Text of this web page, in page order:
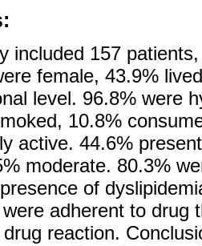
included 157
female, 43.9%
level. 96.8% were
10.8%
active. 44.6%
moderate. 80.3%
of
adherent to drug
reaction.